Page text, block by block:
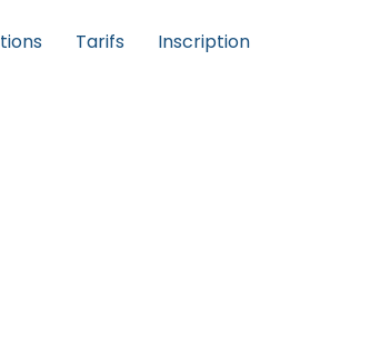
Tarifs Inscription